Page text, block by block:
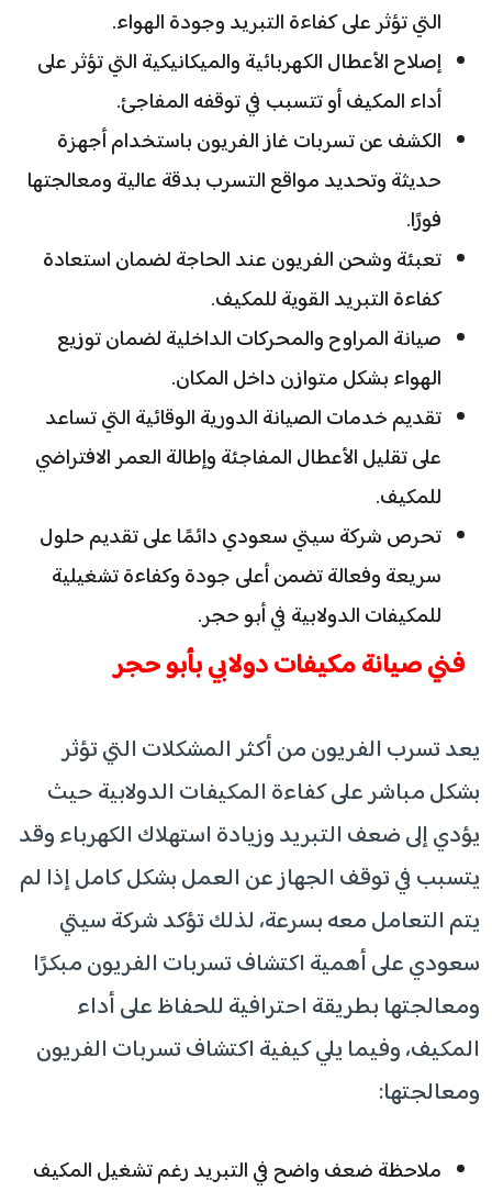
التي تؤثر على كفاءة التبريد وجودة الهواء.
إصلاح الأعطال الكهربائية والميكانيكية التي تؤثر على
أداء المكيف أو تتسبب في توقفه المفاجئ.
الكشف عن تسربات غاز الفريون باستخدام أجهزة
حديثة وتحديد مواقع التسرب بدقة عالية ومعالجتها
فورًا.
تعبئة وشحن الفريون عند الحاجة لضمان استعادة
كفاءة التبريد القوية للمكيف.
صيانة المراوح والمحركات الداخلية لضمان توزيع
الهواء بشكل متوازن داخل المكان.
تقديم خدمات الصيانة الدورية الوقائية التي تساعد
على تقليل الأعطال المفاجئة وإطالة العمر الافتراضي
للمكيف.
تحرص شركة سيتي سعودي دائمًا على تقديم حلول
سريعة وفعالة تضمن أعلى جودة وكفاءة تشغيلية
للمكيفات الدولابية في أبو حجر.
فني صيانة مكيفات دولابي بأبو حجر
يعد تسرب الفريون من أكثر المشكلات التي تؤثر
بشكل مباشر على كفاءة المكيفات الدولابية حيث
يؤدي إلى ضعف التبريد وزيادة استهلاك الكهرباء وقد
يتسبب في توقف الجهاز عن العمل بشكل كامل إذا لم
يتم التعامل معه بسرعة، لذلك تؤكد شركة سيتي
سعودي على أهمية اكتشاف تسربات الفريون مبكرًا
ومعالجتها بطريقة احترافية للحفاظ على أداء
المكيف، وفيما يلي كيفية اكتشاف تسربات الفريون
ومعالجتها:
ملاحظة ضعف واضح في التبريد رغم تشغيل المكيف